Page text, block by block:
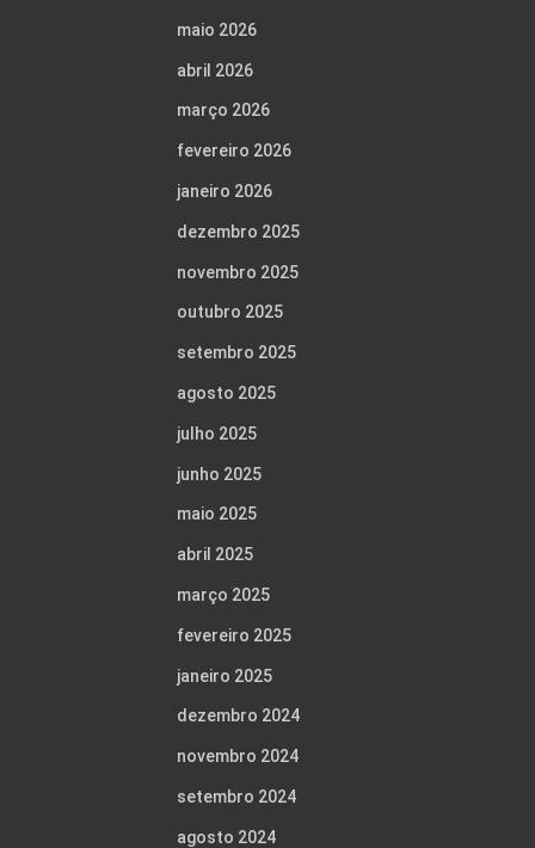
maio 2026
abril 2026
março 2026
fevereiro 2026
janeiro 2026
dezembro 2025
novembro 2025
outubro 2025
setembro 2025
agosto 2025
julho 2025
junho 2025
maio 2025
abril 2025
março 2025
fevereiro 2025
janeiro 2025
dezembro 2024
novembro 2024
setembro 2024
agosto 2024